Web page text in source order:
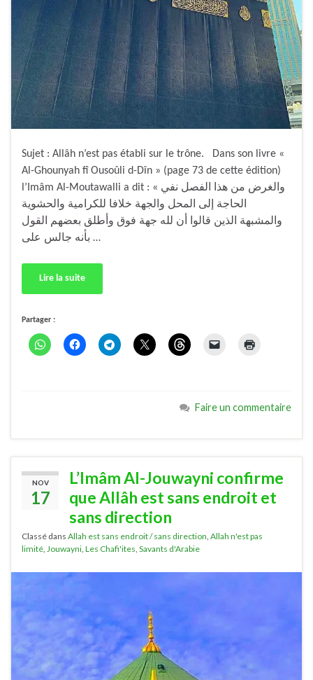
Sujet : Allâh n’est pas établi sur le trône. Dans son livre «
Al-Ghounyah fî Ousoûli d-Dîn » (page 73 de cette édition)
l’Imâm Al-Moutawalli a dit : « والغرض من هذا الفصل نفي
الحاجة إلى المحل والجهة خلافا للكرامية والحشوية
والمشبهة الذين قالوا أن لله جهة فوق وأطلق بعضهم القول
بأنه جالس على …
Lire la suite
Partager :
Faire un commentaire
NOV
17
L’Imâm Al-Jouwayni confirme
que Allâh est sans endroit et
sans direction
Classé dans Allah est sans endroit / sans direction, Allah n'est pas
limité, Jouwayni, Les Chafi'ites, Savants d'Arabie